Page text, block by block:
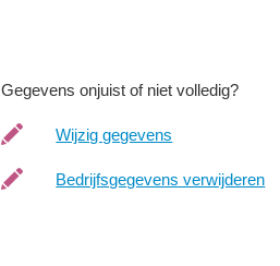
Gegevens onjuist of niet volledig?
Wijzig gegevens
Bedrijfsgegevens verwijderen